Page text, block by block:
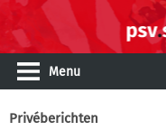
Menu
Privéberichten